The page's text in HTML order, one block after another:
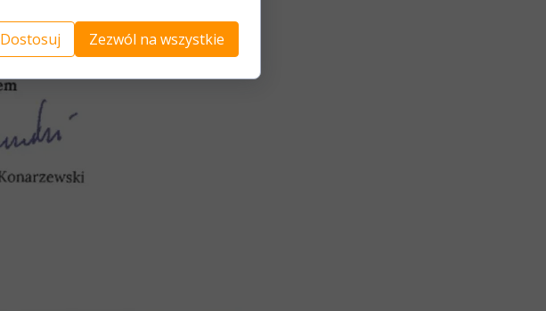
Dostosuj Zezwól na wszystkie